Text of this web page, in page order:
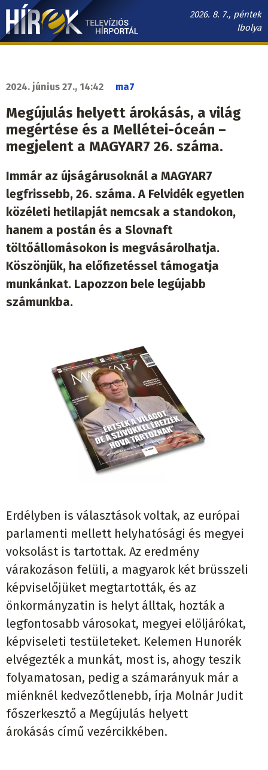
Ugrás
tartalomra
2026. 8. 7., péntek
Ibolya
Hírek.sk
navigáció
2024. június 27., 14:42 ma7
Megújulás helyett árokásás, a világ
megértése és a Mellétei-óceán –
megjelent a MAGYAR7 26. száma.
Immár az újságárusoknál a MAGYAR7
legfrissebb, 26. száma. A Felvidék egyetlen
közéleti hetilapját nemcsak a standokon,
hanem a postán és a Slovnaft
töltőállomásokon is megvásárolhatja.
Köszönjük, ha előfizetéssel támogatja
munkánkat. Lapozzon bele legújabb
számunkba.
Erdélyben is választások voltak, az európai
parlamenti mellett helyhatósági és megyei
voksolást is tartottak. Az eredmény
várakozáson felüli, a magyarok két brüsszeli
képviselőjüket megtartották, és az
önkormányzatin is helyt álltak, hozták a
legfontosabb városokat, megyei elöljárókat,
képviseleti testületeket. Kelemen Hunorék
elvégezték a munkát, most is, ahogy teszik
folyamatosan, pedig a számarányuk már a
miénknél kedvezőtlenebb, írja Molnár Judit
főszerkesztő a Megújulás helyett
árokásás című vezércikkében.